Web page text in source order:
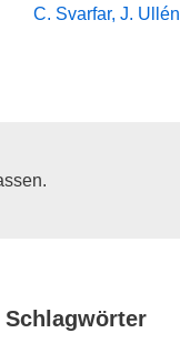
C. Svarfar, J.
Schlagwörter